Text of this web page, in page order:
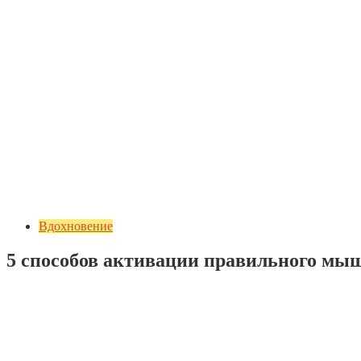
Вдохновение
5 способов активации правильного